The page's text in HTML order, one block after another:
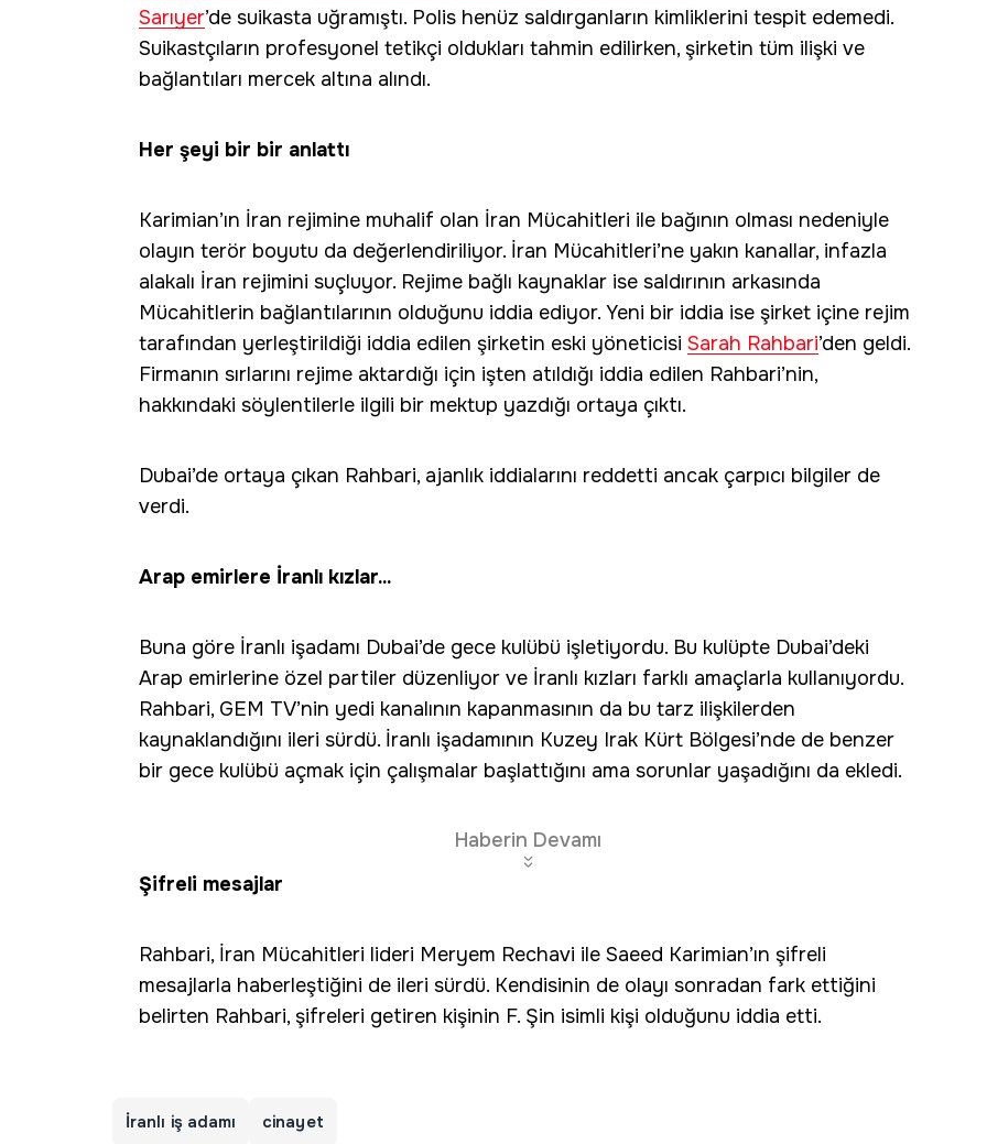
Sarıyer’de suikasta uğramıştı. Polis henüz saldırganların kimliklerini tespit edemedi.
Suikastçıların profesyonel tetikçi oldukları tahmin edilirken, şirketin tüm ilişki ve
bağlantıları mercek altına alındı.
Her şeyi bir bir anlattı
Karimian’ın İran rejimine muhalif olan İran Mücahitleri ile bağının olması nedeniyle
olayın terör boyutu da değerlendiriliyor. İran Mücahitleri’ne yakın kanallar, infazla
alakalı İran rejimini suçluyor. Rejime bağlı kaynaklar ise saldırının arkasında
Mücahitlerin bağlantılarının olduğunu iddia ediyor. Yeni bir iddia ise şirket içine rejim
tarafından yerleştirildiği iddia edilen şirketin eski yöneticisi Sarah Rahbari’den geldi.
Firmanın sırlarını rejime aktardığı için işten atıldığı iddia edilen Rahbari’nin,
hakkındaki söylentilerle ilgili bir mektup yazdığı ortaya çıktı.
Dubai’de ortaya çıkan Rahbari, ajanlık iddialarını reddetti ancak çarpıcı bilgiler de
verdi.
Arap emirlere İranlı kızlar...
Buna göre İranlı işadamı Dubai’de gece kulübü işletiyordu. Bu kulüpte Dubai’deki
Arap emirlerine özel partiler düzenliyor ve İranlı kızları farklı amaçlarla kullanıyordu.
Rahbari, GEM TV’nin yedi kanalının kapanmasının da bu tarz ilişkilerden
kaynaklandığını ileri sürdü. İranlı işadamının Kuzey Irak Kürt Bölgesi’nde de benzer
bir gece kulübü açmak için çalışmalar başlattığını ama sorunlar yaşadığını da ekledi.
Haberin Devamı
Şifreli mesajlar
Rahbari, İran Mücahitleri lideri Meryem Rechavi ile Saeed Karimian’ın şifreli
mesajlarla haberleştiğini de ileri sürdü. Kendisinin de olayı sonradan fark ettiğini
belirten Rahbari, şifreleri getiren kişinin F. Şin isimli kişi olduğunu iddia etti.
İranlı iş adamı cinayet